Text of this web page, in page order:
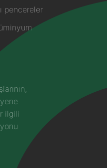
pencereler
ilgili